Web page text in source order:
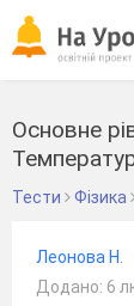
Основне
Тести Фізика
Леонова Н.
Додано: 6